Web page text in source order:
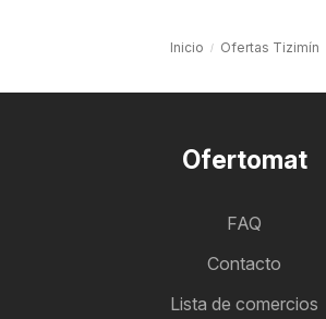
Inicio Ofertas Tizimín
Ofertomat
FAQ
Contacto
Lista de comercios